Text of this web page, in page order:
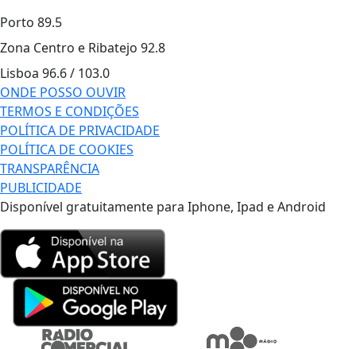
Porto 89.5
Zona Centro e Ribatejo 92.8
Lisboa 96.6 / 103.0
ONDE POSSO OUVIR
TERMOS E CONDIÇÕES
POLÍTICA DE PRIVACIDADE
POLÍTICA DE COOKIES
TRANSPARÊNCIA
PUBLICIDADE
Disponível gratuitamente para Iphone, Ipad e Android